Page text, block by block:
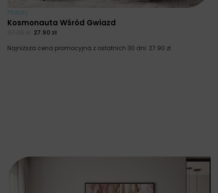
Plakaty
Kosmonauta Wśród Gwiazd
27.90 zł
Najniższa cena promocyjna z ostatnich 30 dni: 27.90 zł.